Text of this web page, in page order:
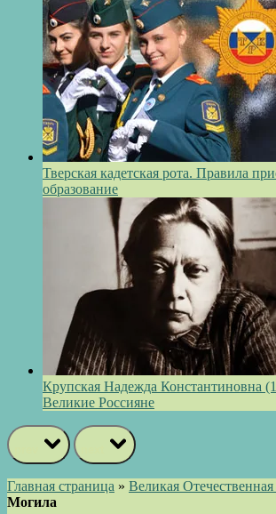
Тверская кадетская рота. Правила
образование
Крупская Надежда Константиновна
Великие Россияне
Главная страница » Великая
Могила